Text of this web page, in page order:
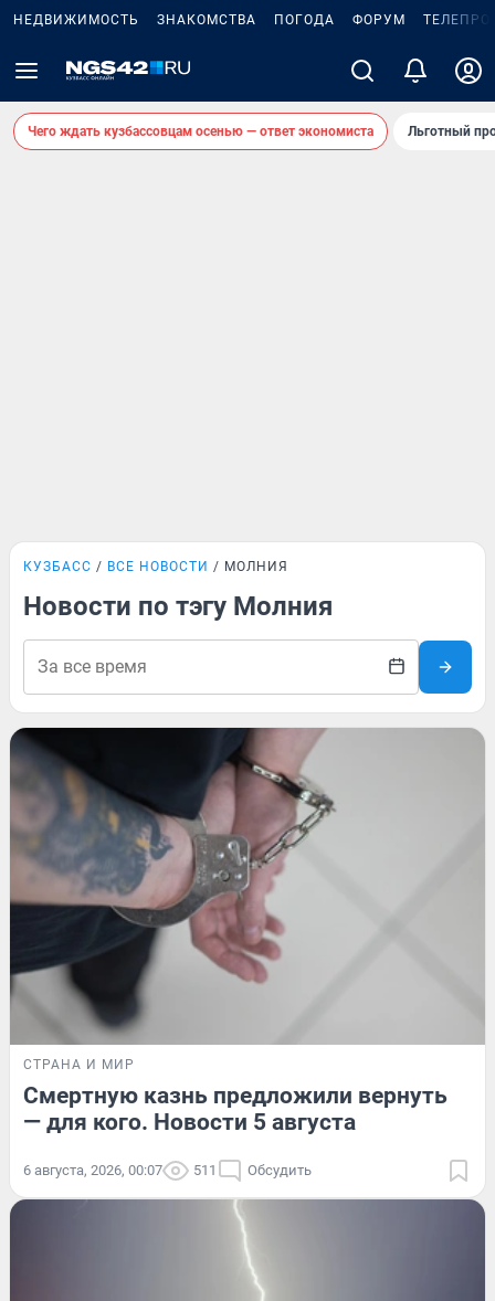
НЕДВИЖИМОСТЬ ЗНАКОМСТВА ПОГОДА ФОРУМ
Чего ждать кузбассовцам осенью — ответ экономиста Льготный
КУЗБАСС ВСЕ НОВОСТИ МОЛНИЯ
Новости по тэгу Молния
СТРАНА И МИР
Смертную казнь предложили вернуть
— для кого. Новости 5 августа
6 августа, 2026, 00:07 511 Обсудить